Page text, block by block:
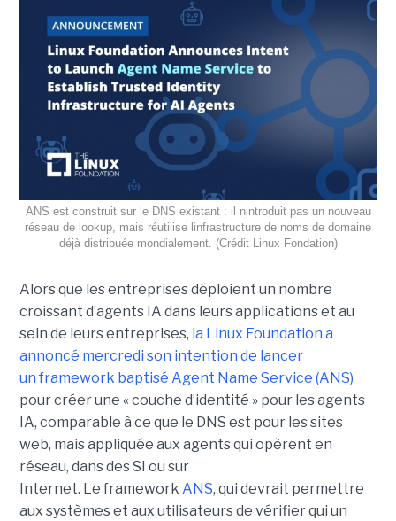
ANS est construit sur le DNS existant : il nintroduit pas un nouveau
réseau de lookup, mais réutilise linfrastructure de noms de domaine
déjà distribuée mondialement. (Crédit Linux Fondation)
Alors que les entreprises déploient un nombre
croissant d’agents IA dans leurs applications et au
sein de leurs entreprises, la Linux Foundation a
annoncé mercredi son intention de lancer
un framework baptisé Agent Name Service (ANS)
pour créer une « couche d’identité » pour les agents
IA, comparable à ce que le DNS est pour les sites
web, mais appliquée aux agents qui opèrent en
réseau, dans des SI ou sur
Internet. Le framework ANS, qui devrait permettre
aux systèmes et aux utilisateurs de vérifier qui un